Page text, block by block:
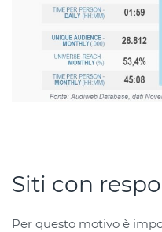
Siti con
Per questo motivo è